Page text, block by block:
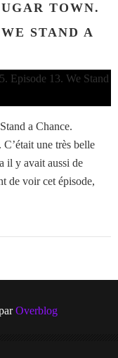
TOWN.
STAND A
a Chance.
une très belle
il y avait aussi de
de voir cet épisode,
Overblog